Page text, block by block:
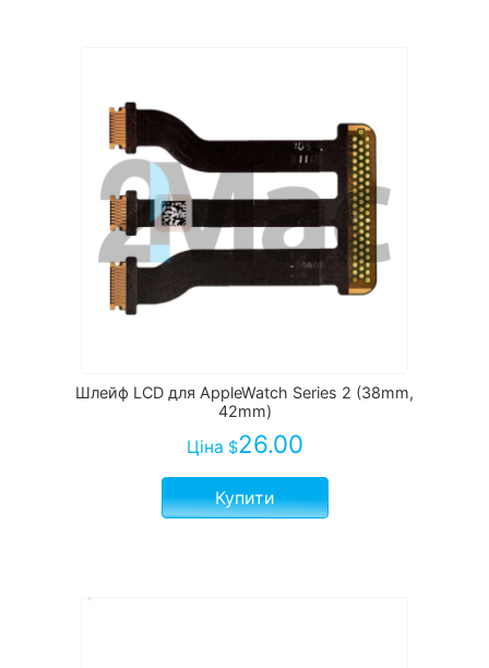
Шлейф LCD для AppleWatch Series 2 (38mm,
42mm)
Ціна $26.00
Купити